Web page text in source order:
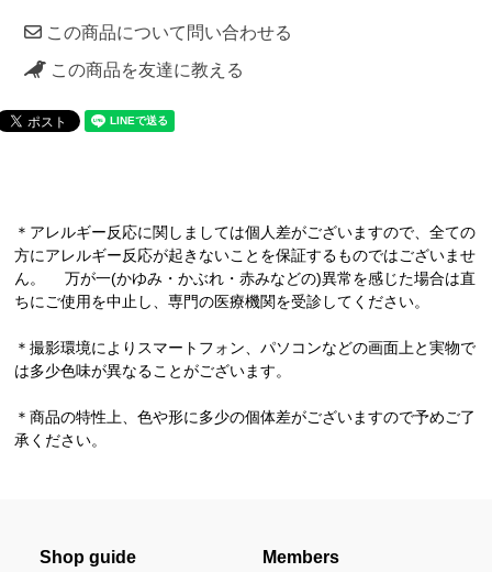
この商品について問い合わせる
この商品を友達に教える
＊アレルギー反応に関しましては個人差がございますので、全ての
方にアレルギー反応が起きないことを保証するものではございませ
ん。 万が一(かゆみ・かぶれ・赤みなどの)異常を感じた場合は直
ちにご使用を中止し、専門の医療機関を受診してください。
＊撮影環境によりスマートフォン、パソコンなどの画面上と実物で
は多少色味が異なることがございます。
＊商品の特性上、色や形に多少の個体差がございますので予めご了
承ください。
Shop guide Members